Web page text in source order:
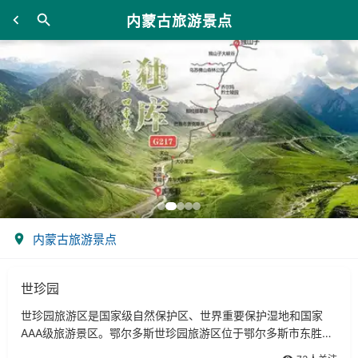
内蒙古旅游景点
内蒙古旅游景点
世珍园
世珍园旅游区是国家级自然保护区、世界重要保护湿地和国家
AAA级旅游景区。鄂尔多斯世珍园旅游区位于鄂尔多斯市东胜区